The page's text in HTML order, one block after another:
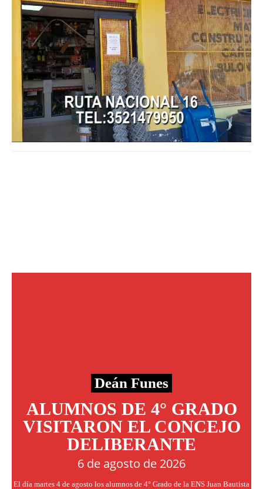
Deán Funes
ALUMNOS DE 4° GRADO
VISITARON EL CONCEJO
DELIBERANTE
6 de agosto de 2026
El día martes 4 de agosto los alumnos de 4° Grado de la ENS Juan Bautista